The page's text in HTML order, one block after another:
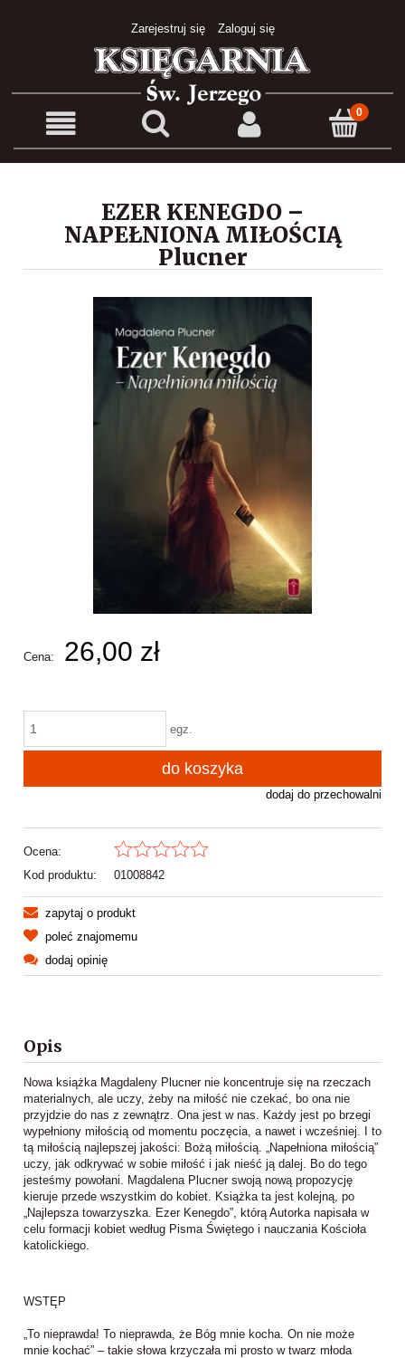
Zarejestruj się Zaloguj się
EZER KENEGDO –
NAPEŁNIONA MIŁOŚCIĄ
Plucner
Cena: 26,00 zł
egz.
do koszyka
dodaj do przechowalni
Ocena:
Kod produktu:
01008842
zapytaj o produkt
poleć znajomemu
dodaj opinię
Opis
Nowa książka Magdaleny Plucner nie koncentruje się na rzeczach
materialnych, ale uczy, żeby na miłość nie czekać, bo ona nie
przyjdzie do nas z zewnątrz. Ona jest w nas. Każdy jest po brzegi
wypełniony miłością od momentu poczęcia, a nawet i wcześniej. I to
tą miłością najlepszej jakości: Bożą miłością. „Napełniona miłością”
uczy, jak odkrywać w sobie miłość i jak nieść ją dalej. Bo do tego
jesteśmy powołani. Magdalena Plucner swoją nową propozycję
kieruje przede wszystkim do kobiet. Książka ta jest kolejną, po
„Najlepsza towarzyszka. Ezer Kenegdo”, którą Autorka napisała w
celu formacji kobiet według Pisma Świętego i nauczania Kościoła
katolickiego.
WSTĘP
„To nieprawda! To nieprawda, że Bóg mnie kocha. On nie może
mnie kochać” – takie słowa krzyczała mi prosto w twarz młoda